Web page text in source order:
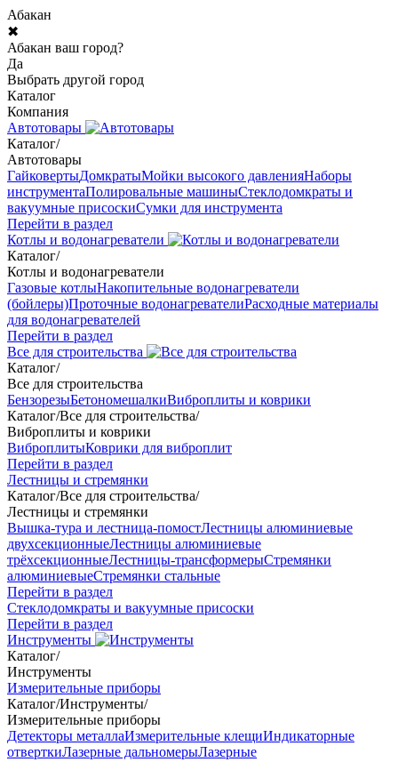
Абакан
✖
Абакан ваш город?
Да
Выбрать другой город
Каталог
Компания
Автотовары
Каталог/
Автотовары
ГайковертыДомкратыМойки высокого давленияНаборы
инструментаПолировальные машиныСтеклодомкраты и
вакуумные присоскиСумки для инструмента
Перейти в раздел
Котлы и водонагреватели
Каталог/
Котлы и водонагреватели
Газовые котлыНакопительные водонагреватели
(бойлеры)Проточные водонагревателиРасходные материалы
для водонагревателей
Перейти в раздел
Все для строительства
Каталог/
Все для строительства
БензорезыБетономешалкиВиброплиты и коврики
Каталог/Все для строительства/
Виброплиты и коврики
ВиброплитыКоврики для виброплит
Перейти в раздел
Лестницы и стремянки
Каталог/Все для строительства/
Лестницы и стремянки
Вышка-тура и лестница-помостЛестницы алюминиевые
двухсекционныеЛестницы алюминиевые
трёхсекционныеЛестницы-трансформерыСтремянки
алюминиевыеСтремянки стальные
Перейти в раздел
Стеклодомкраты и вакуумные присоски
Перейти в раздел
Инструменты
Каталог/
Инструменты
Измерительные приборы
Каталог/Инструменты/
Измерительные приборы
Детекторы металлаИзмерительные клещиИндикаторные
отверткиЛазерные дальномерыЛазерные